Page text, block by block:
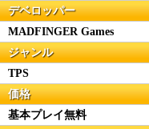
デベロッパー
MADFINGER Games
ジャンル
TPS
価格
基本プレイ無料